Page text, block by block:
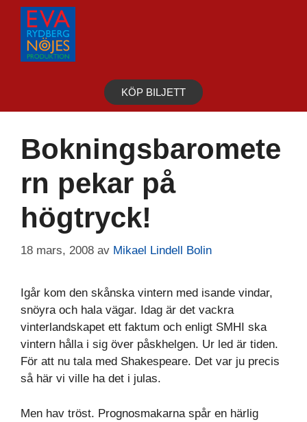
Hoppa
innehåll
KÖP BILJETT
Bokningsbaromete
rn pekar på
högtryck!
18 mars, 2008 av Mikael Lindell Bolin
Igår kom den skånska vintern med isande vindar,
snöyra och hala vägar. Idag är det vackra
vinterlandskapet ett faktum och enligt SMHI ska
vintern hålla i sig över påskhelgen. Ur led är tiden.
För att nu tala med Shakespeare. Det var ju precis
så här vi ville ha det i julas.
Men hav tröst. Prognosmakarna spår en härlig